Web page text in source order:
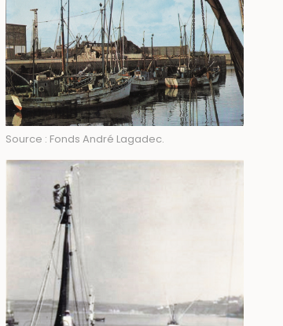
Source : Fonds André Lagadec.